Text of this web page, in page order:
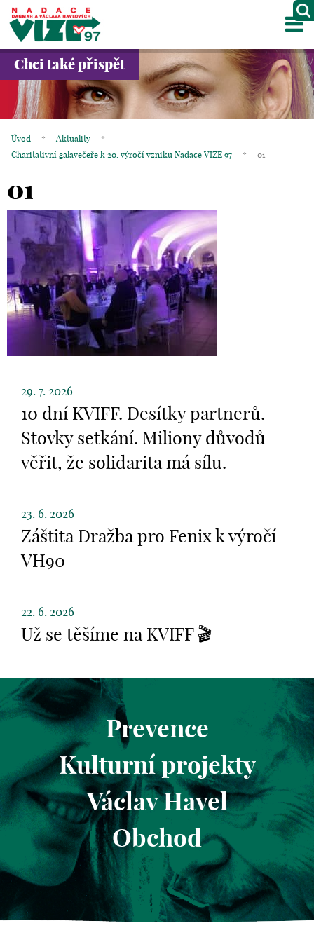
O NÁS
PROJEKTY
GALERIE
KONTAKTY
OBCHOD
KOŠÍK
EN
Chci také přispět
Úvod * Aktuality
*
Charitativní galavečeře k 20. výročí vzniku Nadace VIZE 97
* 01
01
29. 7. 2026
10 dní KVIFF. Desítky partnerů.
Stovky setkání. Miliony důvodů
věřit, že solidarita má sílu.
23. 6. 2026
Záštita Dražba pro Fenix k výročí
VH90
22. 6. 2026
Už se těšíme na KVIFF 🎬
Prevence
Kulturní projekty
Václav Havel
Obchod